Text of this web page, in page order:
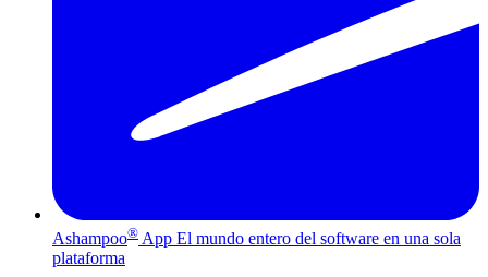
Ashampoo® App El mundo entero del software en una sola
plataforma